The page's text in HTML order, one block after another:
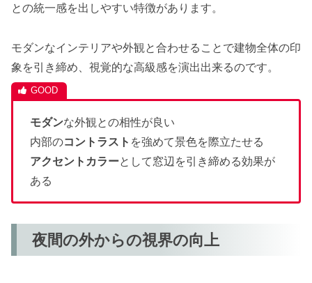
との統一感を出しやすい特徴があります。
モダンなインテリアや外観と合わせることで建物全体の印
象を引き締め、視覚的な高級感を演出出来るのです。
モダンな外観との相性が良い
内部のコントラスト を強めて景色を際立たせる
アクセントカラーとして窓辺を引き締める効果が
ある
夜間の外からの視界の向上